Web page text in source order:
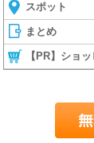
スポット
まとめ
【PR】ショ